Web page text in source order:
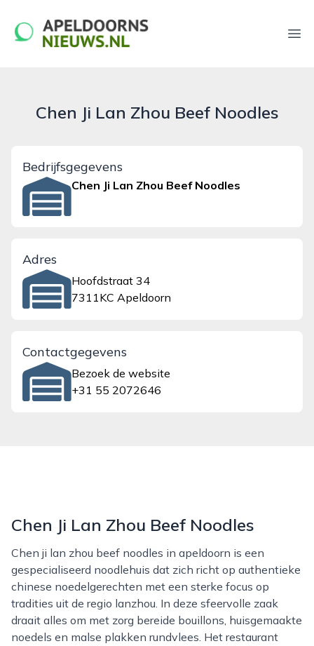
apeldoornsnieuws.nl
Chen Ji Lan Zhou Beef Noodles
Bedrijfsgegevens
Chen Ji Lan Zhou Beef Noodles
Adres
Hoofdstraat 34
7311KC Apeldoorn
Contactgegevens
Bezoek de website
+31 55 2072646
Chen Ji Lan Zhou Beef Noodles
Chen ji lan zhou beef noodles in apeldoorn is een
gespecialiseerd noodlehuis dat zich richt op authentieke
chinese noedelgerechten met een sterke focus op
tradities uit de regio lanzhou. In deze sfeervolle zaak
draait alles om met zorg bereide bouillons, huisgemaakte
noedels en malse plakken rundvlees. Het restaurant